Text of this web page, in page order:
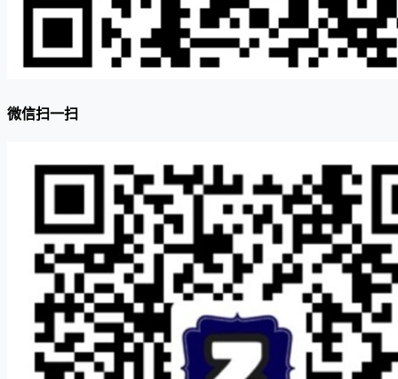
微信扫一扫